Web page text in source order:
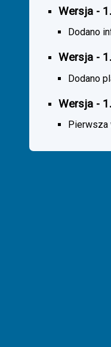
Wersja -
Dodano
Wersja -
Dodano
Wersja -
Pierwsza